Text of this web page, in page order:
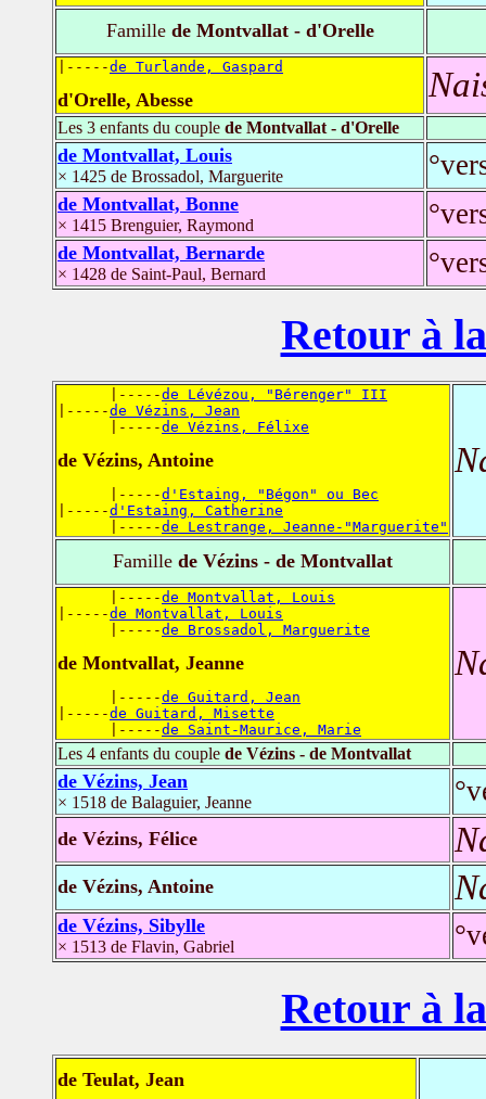
Famillede Montvallat - d'Orelle
|-----de Turlande, Gaspard
d'Orelle, Abesse
Les 3 enfants du couple de Montvallat - d'Orelle
de Montvallat, Louis
× 1425 de Brossadol, Marguerite
de Montvallat, Bonne
× 1415 Brenguier, Raymond
de Montvallat, Bernarde
× 1428 de Saint-Paul, Bernard
Retour à
      |-----
de Lévézou, "Bérenger" III
|-----de Vézins, Jean
      |-----
de Vézins, Félixe
de Vézins, Antoine
      |-----
d'Estaing, "Bégon" ou Bec
|-----d'Estaing, Catherine
      |-----
de Lestrange, Jeanne-"Marguerite"
Famille de Vézins - de Montvallat
      |-----
de Montvallat, Louis
|-----de Montvallat, Louis
      |-----
de Brossadol, Marguerite
de Montvallat, Jeanne
      |-----
de Guitard, Jean
|-----de Guitard, Misette
      |-----
de Saint-Maurice, Marie
Les 4 enfants du couple de Vézins - de Montvallat
de Vézins, Jean
× 1518 de Balaguier, Jeanne
de Vézins, Félice
de Vézins, Antoine
de Vézins, Sibylle
× 1513 de Flavin, Gabriel
Retour à
de Teulat, Jean